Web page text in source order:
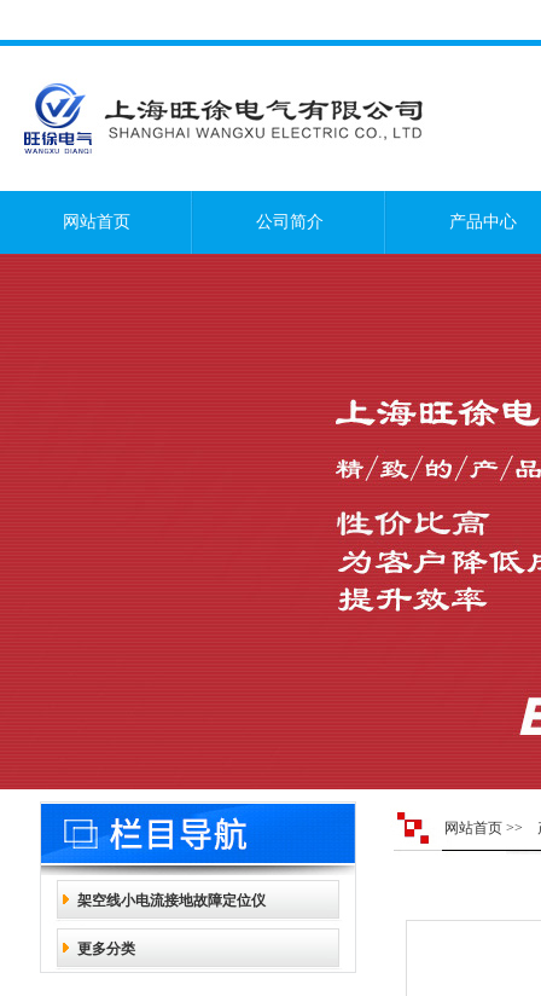
网站首页 公司简介 产品中心
架空线小电流接地故障定位仪
更多分类
网站首页 >>